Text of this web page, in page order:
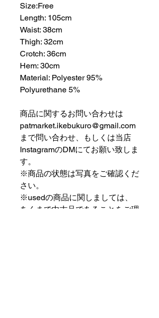
Size:Free
Length: 105cm
Waist: 38cm
Thigh: 32cm
Crotch: 36cm
Hem: 30cm
Material: Polyester 95%
Polyurethane 5%
商品に関するお問い合わせは
patmarket.ikebukuro@gmail.com
まで問い合わせ、もしくは当店
InstagramのDMにてお願い致しま
す。
※商品の状態は写真をご確認くだ
さい。
※usedの商品に関しましては、
あくまで中古品であることをご理